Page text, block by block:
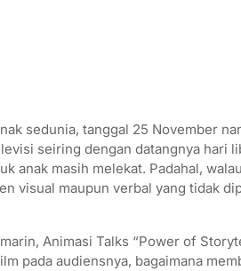
sedunia, tanggal 25 November
seiring dengan datangnya hari
anak masih melekat. Padahal,
visual maupun verbal yang tidak
Animasi Talks “Power of
pada audiensnya, bagaimana